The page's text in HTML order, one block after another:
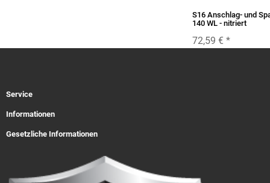
S16 Anschlag- und
140 WL - nitriert
72,59 € *
Service
Informationen
Gesetzliche Informationen